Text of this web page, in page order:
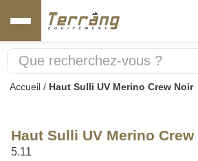
Accueil / Haut Sulli UV Merino Crew Noir
Haut Sulli UV Merino Crew
5.11